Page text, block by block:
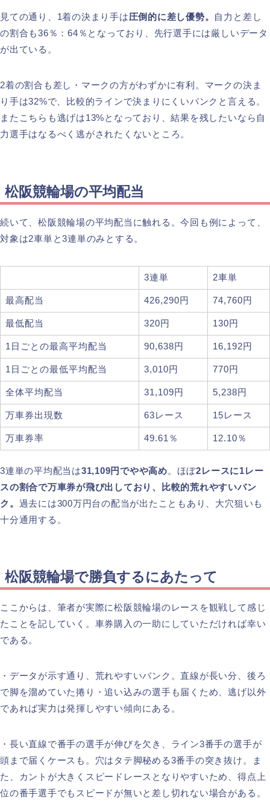
見ての通り、1着の決まり手は圧倒的に差し優勢。 自力と差し
の割合も36％：64％となっており、先行選手には厳しいデータ
が出ている。
2着の割合も差し・マークの方がわずかに有利。マークの決ま
り手は32%で、比較的ラインで決まりにくいバンクと言える。
またこちらも逃げは13%となっており、結果を残したいなら自
力選手はなるべく逃がされたくないところ。
松阪競輪場の平均配当
続いて、松阪競輪場の平均配当に触れる。今回も例によって、
対象は2車単と3連単のみとする。
3連単 2車単
最高配当 426,290円 74,760円
最低配当 320円 130円
1日ごとの最高平均配当 90,638円 16,192円
1日ごとの最低平均配当 3,010円 770円
全体平均配当 31,109円 5,238円
万車券出現数 63レース 15レース
万車券率 49.61％ 12.10％
3連単の平均配当は31,109円でやや高め。ほぼ2レースに1レー
スの割合で万車券が飛び出しており、比較的荒れやすいバン
ク。 過去には300万円台の配当が出たこともあり、大穴狙いも
十分通用する。
松阪競輪場で勝負するにあたって
ここからは、筆者が実際に松阪競輪場のレースを観戦して感じ
たことを記していく。車券購入の一助にしていただければ幸い
である。
・データが示す通り、荒れやすいバンク。直線が長い分、後ろ
で脚を溜めていた捲り・追い込みの選手も届くため、逃げ以外
であれば実力は発揮しやすい傾向にある。
・長い直線で番手の選手が伸びを欠き、ライン3番手の選手が
頭まで届くケースも。穴はタテ脚秘める3番手の突き抜け。ま
た、カントが大きくスピードレースとなりやすいため、得点上
位の番手選手でもスピードが無いと差し切れない場合がある。